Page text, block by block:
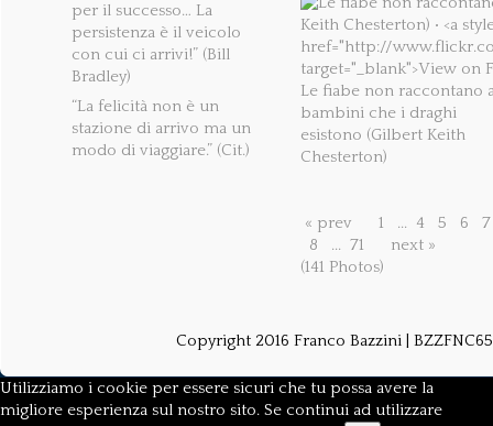
per il successo… La
persistenza è il veicolo
con cui ci arrivi!” (Bill
Bradley)
“La felicità non è un
stazione di arrivo ma un
modo di viaggiare.” (Cit.)
Le fiabe non raccontano
bambini che i draghi
esistono (Gilbert Keith
Chesterton)
« prev 1 ... 4 5 6
7
8
... 71
next »
(141 Photos)
Copyright 2016 Franco Bazzini |
Utilizziamo i cookie per essere sicuri che tu possa avere la
migliore esperienza sul nostro sito. Se continui ad utilizzare